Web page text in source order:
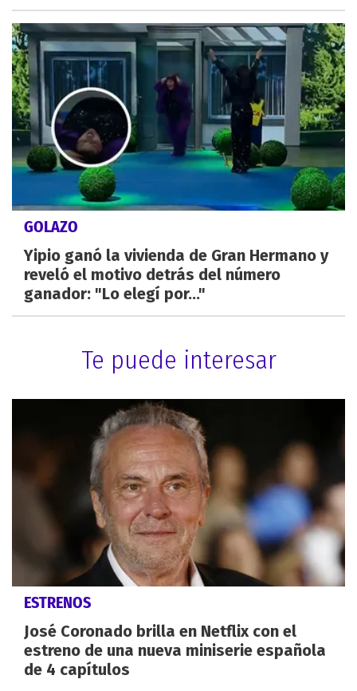
GOLAZO
Yipio ganó la vivienda de Gran Hermano y
reveló el motivo detrás del número
ganador: "Lo elegí por..."
Te puede interesar
ESTRENOS
José Coronado brilla en Netflix con el
estreno de una nueva miniserie española
de 4 capítulos